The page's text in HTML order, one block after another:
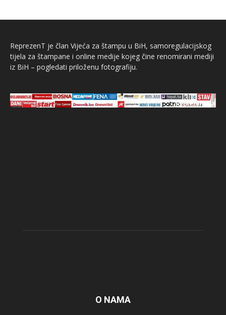
ReprezenT je član Vijeća za štampu u BiH, samoregulacijskog
tijela za štampane i online medije kojeg čine renomirani mediji
iz BiH – pogledati priloženu fotografiju.
O NAMA